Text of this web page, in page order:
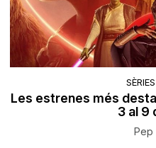
Les estrenes més
3 al 9
Pep